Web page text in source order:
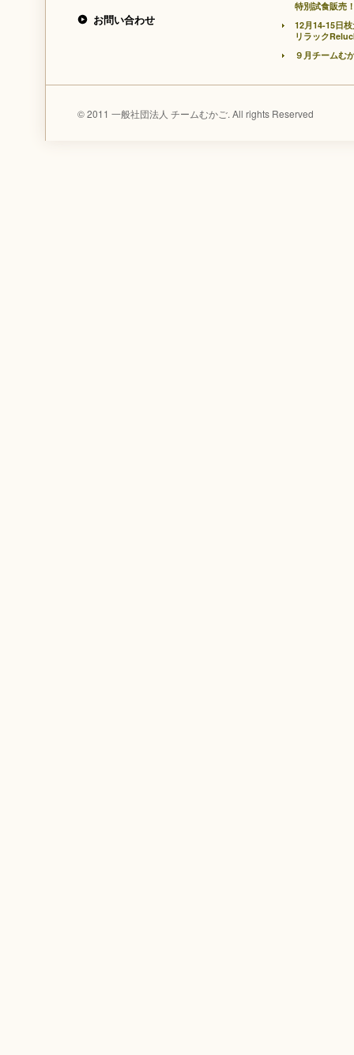
お問い合わせ
特別試食販売
12月14-15日
リラック
９月チームむ
© 2011 一般社団法人 チームむかご. All rights Reserved